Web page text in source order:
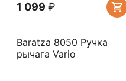
1 099 ₽
Baratza 8050 Ручка
рычага Vario